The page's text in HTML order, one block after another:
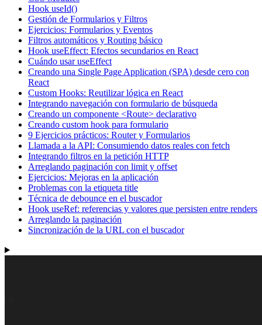
Hook useId()
Gestión de Formularios y Filtros
Ejercicios: Formularios y Eventos
Filtros automáticos y Routing básico
Hook useEffect: Efectos secundarios en React
Cuándo usar useEffect
Creando una Single Page Application (SPA) desde cero con
React
Custom Hooks: Reutilizar lógica en React
Integrando navegación con formulario de búsqueda
Creando un componente <Route> declarativo
Creando custom hook para formulario
9 Ejercicios prácticos: Router y Formularios
Llamada a la API: Consumiendo datos reales con fetch
Integrando filtros en la petición HTTP
Arreglando paginación con limit y offset
Ejercicios: Mejoras en la aplicación
Problemas con la etiqueta title
Técnica de debounce en el buscador
Hook useRef: referencias y valores que persisten entre renders
Arreglando la paginación
Sincronización de la URL con el buscador